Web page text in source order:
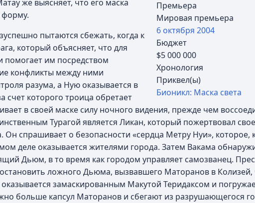
Премьера
Мировая премьера
6 октября 2004
Бюджет
$5 000 000
Хронология
Приквел(ы)
Бионикл: Маска света
же выясняет, что его маска
форму.
пытаются сбежать, когда к
который объясняет, что для
помогает им посредством
конфликты между ними
разума, а Ную оказывается в
счет которого троица обретает
в своей маске силу ночного видения, прежде чем
Турагой является Ликан, который пожертвовал
Он спрашивает о безопасности «сердца Метру Нуи», которое,
деле оказывается жителями города. Затем Вакама
Дьюм, в то время как городом управляет самозванец.
ложного Дьюма, вызвавшего Маторанов в
замаскированным Макутой Теридаксом и
больше капсул Маторанов и сбегают из разрушающегося